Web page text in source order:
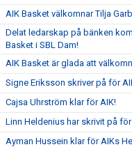
AIK Basket välkomnar Tilja
Delat ledarskap på bänken
Basket i SBL Dam!
AIK Basket är glada att
Signe Eriksson skriver på för
Cajsa Uhrström klar för AIK!
Linn Heldenius har skrivit på
Ayman Hussein klar för AIKs